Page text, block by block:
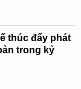
thúc đẩy phát
trong kỷ